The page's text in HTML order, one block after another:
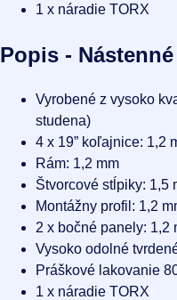
1 x náradie TORX
Popis -
Vyrobené z vysoko
studena)
4 x 19” koľajnice: 1,2
Rám: 1,2 mm
Štvorcové stĺpiky: 1,5
Montážny profil: 1,2
2 x bočné panely: 1,2
Vysoko odolné
Práškové lakovanie
1 x náradie TORX